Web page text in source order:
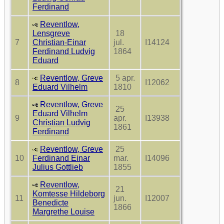
Ferdinand
7
Reventlow,
Lensgreve
Christian-Einar
Ferdinand Ludvig
Eduard
18
jul.
1864
I14124
8
Reventlow, Greve
Eduard Vilhelm
5 apr.
1810
I12062
9
Reventlow, Greve
Eduard Vilhelm
Christian Ludvig
Ferdinand
25
apr.
1861
I13938
10
Reventlow, Greve
Ferdinand Einar
Julius Gottlieb
25
mar.
1855
I14096
11
Reventlow,
Komtesse Hildeborg
Benedicte
Margrethe Louise
21
jun.
1866
I12007